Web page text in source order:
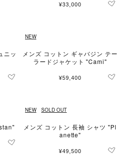
¥33,000
ニッ
NEW
メンズ コットン ギャバジン テー
ラードジャケット "Cami"
¥59,400
NEW SOLD OUT
メンズ コットン 長袖 シャツ "Pl
anette"
¥49,500